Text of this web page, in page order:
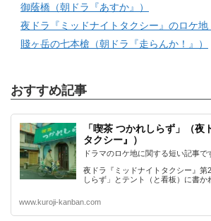
御蔭橋（朝ドラ『あすか』）
夜ドラ『ミッドナイトタクシー』のロケ地
賤ヶ岳の七本槍（朝ドラ『走らんか！』）
おすすめ記事
「喫茶 つかれしらず」（夜
タクシー』）
ドラマのロケ地に関する短い記事で
夜ドラ『ミッドナイトタクシー』第
しらず」とテント（と看板）に書か
www.kuroji-kanban.com